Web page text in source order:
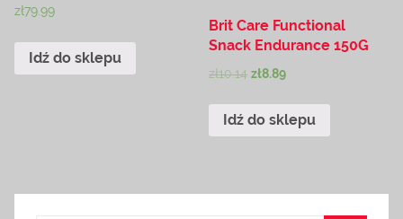
zł79.99
Idź do sklepu
Brit Care Functional
Snack Endurance 150G
zł10.14 zł8.89
Idź do sklepu